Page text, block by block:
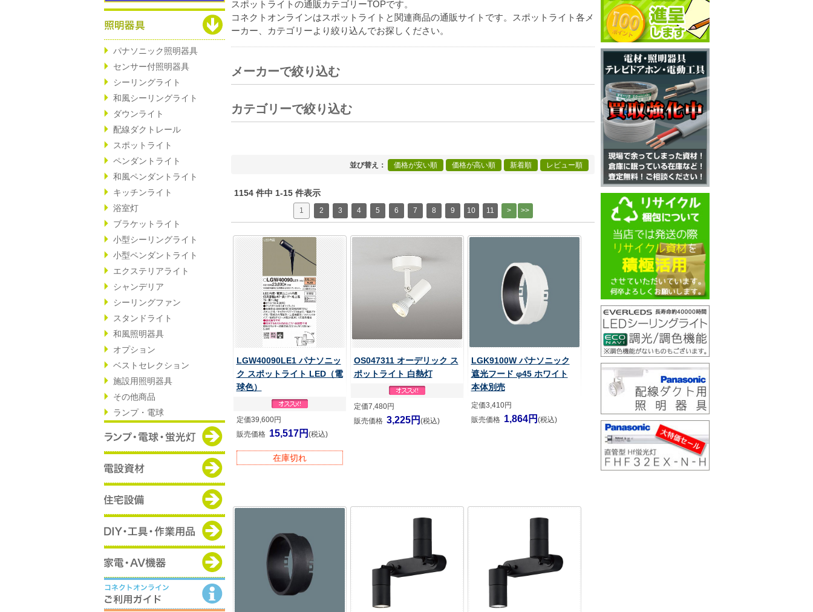
パナソニック照明器具
センサー付照明器具
シーリングライト
和風シーリングライト
ダウンライト
配線ダクトレール
スポットライト
ペンダントライト
和風ペンダントライト
キッチンライト
浴室灯
ブラケットライト
小型シーリングライト
小型ペンダントライト
エクステリアライト
シャンデリア
シーリングファン
スタンドライト
和風照明器具
オプション
ベストセレクション
施設用照明器具
その他商品
ランプ・電球
スポットライトの通販カテゴリーTOPです。
コネクトオンラインはスポットライトと関連商品の通販サイトです。スポットライト各メ
ーカー、カテゴリーより絞り込んでお探しください。
メーカーで絞り込む
カテゴリーで絞り込む
並び替え 価格が安い順 価格が高い順 新着順 レビュー順
1154 件中 1-15 件表示
1 2 3 4 5 6 7 8 9 10 11
LGW40090LE1 パナソニッ
ク スポットライト LED（電
球色）
定価39,600円
販売価格 15,517円 (税込)
在庫切れ
OS047311 オーデリック ス
ポットライト 白熱灯
定価7,480円
販売価格 3,225円 (税込)
LGK9100W パナソニック
遮光フード φ45 ホワイト
本体別売
定価3,410円
販売価格 1,864円 (税込)